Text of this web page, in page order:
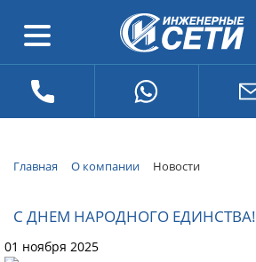
Главная О компании Новости
С ДНЕМ НАРОДНОГО ЕДИНСТВА!
01 ноября 2025